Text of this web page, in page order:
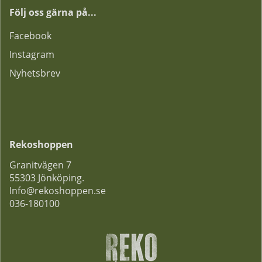
Följ oss gärna på...
Facebook
Instagram
Nyhetsbrev
Rekoshoppen
Granitvägen 7
55303 Jönköping.
Info@rekoshoppen.se
036-180100